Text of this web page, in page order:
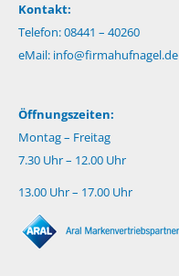
Kontakt:
Telefon: 08441 – 40260
eMail: info@firmahufnagel.de
Öffnungszeiten:
Montag – Freitag
7.30 Uhr – 12.00 Uhr
13.00 Uhr – 17.00 Uhr